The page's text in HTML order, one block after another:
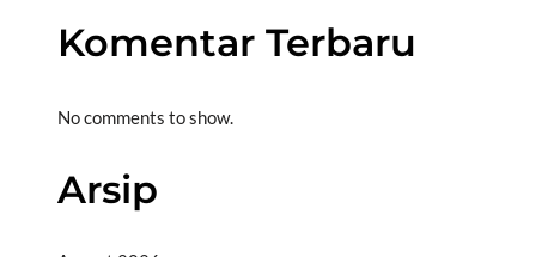
Komentar Terbaru
No comments to show.
Arsip